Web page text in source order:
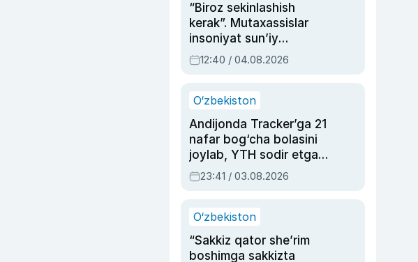
“Biroz sekinlashish
kerak”. Mutaxassislar
insoniyat sun’iy
intellektni boshqara
olmay qolishidan xavotir
12:40 / 04.08.2026
O‘zbekiston
Andijonda Tracker’ga 21
nafar bog‘cha bolasini
joylab, YTH sodir etgan
ayolga sud hukmi o‘qildi
23:41 / 03.08.2026
O‘zbekiston
“Sakkiz qator she’rim
boshimga sakkizta